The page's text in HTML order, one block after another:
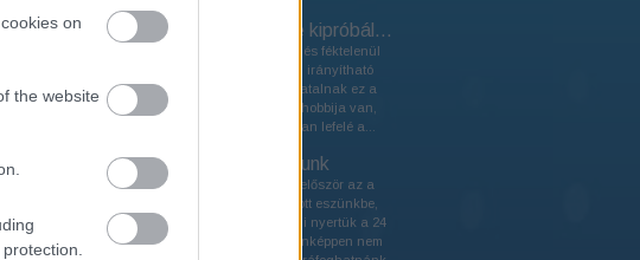
on
the website
Őrült trike-osok! Te kipróbálnád?
Ülni a föld felett 5 centivel és féktelenül
száguldani lefelé egy alig irányítható
szerkezettel. Számtalan fiatalnak ez a
csöppet sem veszélytelen hobbija van,
hogy (ész?) fék nélkül rohan lefelé a...
A leghosszabb napunk
A bejegyzés megírásakor először az a
frappáns, érdekes cím jutott eszünkbe,
hogy "10 ok, amiért nem mi nyertük a 24
órás versenyt". De tulajdonképpen nem